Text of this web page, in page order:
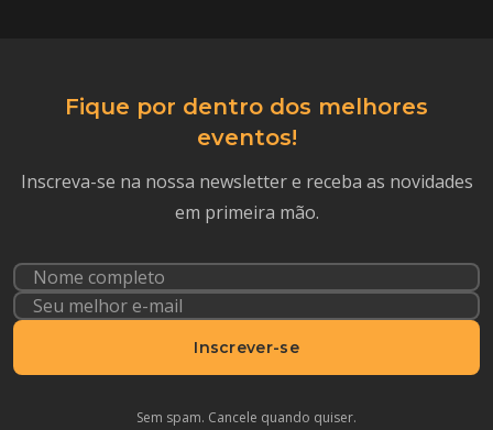
Fique por dentro dos melhores
eventos!
Inscreva-se na nossa newsletter e receba as novidades
em primeira mão.
Inscrever-se
Sem spam. Cancele quando quiser.